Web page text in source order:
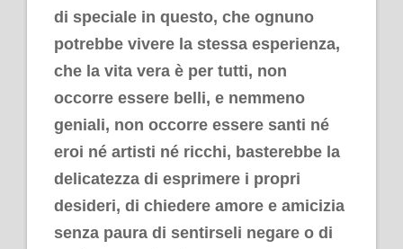
di speciale in questo, che ognuno
potrebbe vivere la stessa esperienza,
che la vita vera è per tutti, non
occorre essere belli, e nemmeno
geniali, non occorre essere santi né
eroi né artisti né ricchi, basterebbe la
delicatezza di esprimere i propri
desideri, di chiedere amore e amicizia
senza paura di sentirseli negare o di